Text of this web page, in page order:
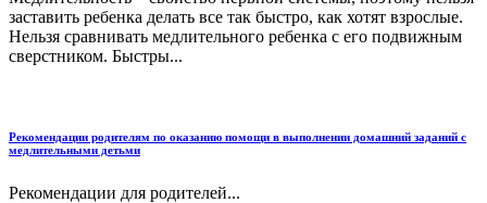
заставить ребенка делать все так быстро, как хотят взрослые.
Нельзя сравнивать медлительного ребенка с его подвижным
сверстником. Быстры...
Рекомендации родителям по оказанию помощи в выполнении домашний заданий с
медлительными детьми
Рекомендации для родителей...